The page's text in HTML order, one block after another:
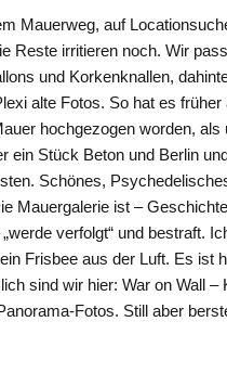
Mauerweg, auf
Reste irritieren noch. Wir
und Korkenknallen,
alte Fotos. So hat es
hochgezogen worden,
ein Stück Beton und Berlin
Schönes,
Mauergalerie ist –
verfolgt“ und bestraft.
Frisbee aus der Luft. Es ist
sind wir hier: War on Wall
Fotos. Still aber